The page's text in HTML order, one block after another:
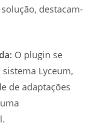
destacam-
O plugin se
Lyceum,
de adaptações